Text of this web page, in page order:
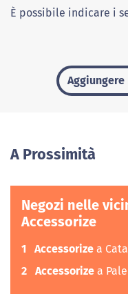
È possibile indicare i
A Prossimità
Negozi nelle
Accessorize
1 Accessorize a
2 Accessorize a